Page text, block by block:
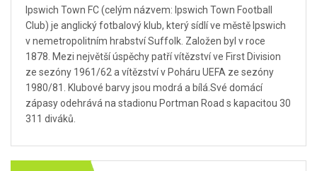
Ipswich Town FC (celým názvem: Ipswich Town Football
Club) je anglický fotbalový klub, který sídlí ve městě Ipswich
v nemetropolitním hrabství Suffolk. Založen byl v roce
1878. Mezi největší úspěchy patří vítězství ve First Division
ze sezóny 1961/62 a vítězství v Poháru UEFA ze sezóny
1980/81. Klubové barvy jsou modrá a bílá.Své domácí
zápasy odehrává na stadionu Portman Road s kapacitou 30
311 diváků.